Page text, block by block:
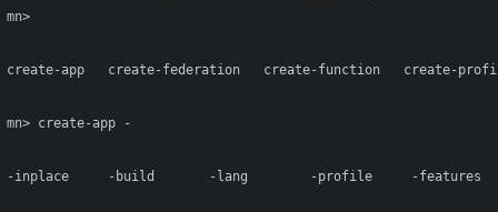
mn>
create-app   create-federation   create-function   create-
mn> create-app -
-inplace     -build       -lang        -profile     -